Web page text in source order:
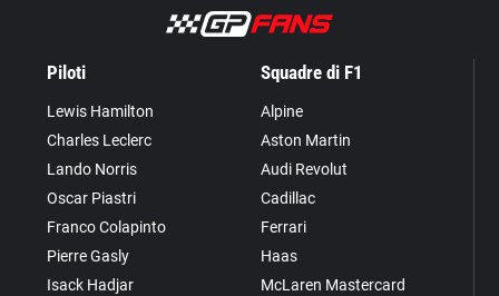
Piloti
Lewis Hamilton
Charles Leclerc
Lando Norris
Oscar Piastri
Franco Colapinto
Pierre Gasly
Isack Hadjar
Squadre di F1
Alpine
Aston Martin
Audi Revolut
Cadillac
Ferrari
Haas
McLaren Mastercard